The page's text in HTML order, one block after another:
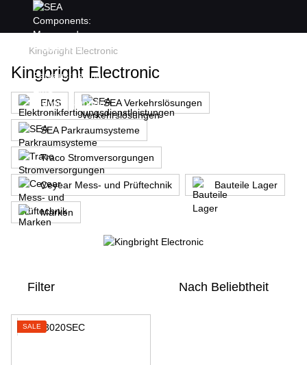
Kingbright Electronic
Kingbright Electronic
EMS SEA Verkehrslösungen
SEA Parkraumsysteme
Traco Stromversorgungen
Ceyear Mess- und Prüftechnik Bauteile Lager
Marken
Filter Nach Beliebtheit
SALE